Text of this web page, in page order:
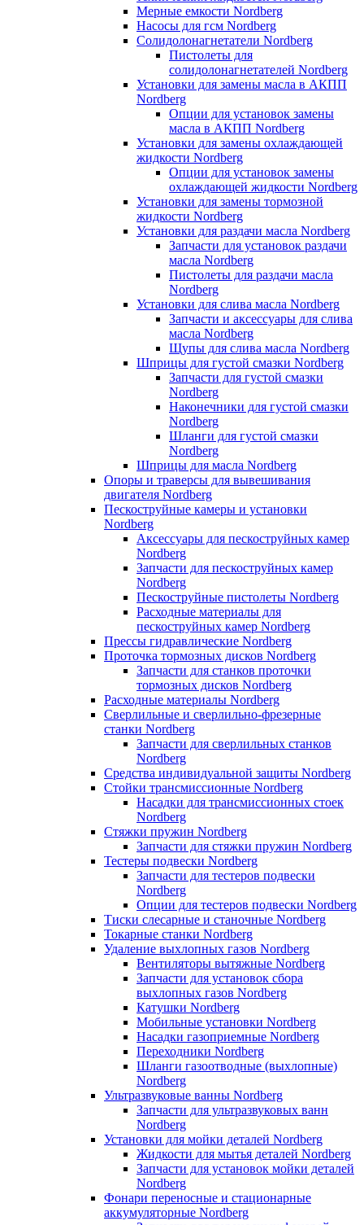
Мерные емкости Nordberg
Насосы для гсм Nordberg
Солидолонагнетатели Nordberg
Пистолеты для
солидолонагнетателей Nordberg
Установки для замены масла в АКПП
Nordberg
Опции для установок замены
масла в АКПП Nordberg
Установки для замены охлаждающей
жидкости Nordberg
Опции для установок замены
охлаждающей жидкости Nordberg
Установки для замены тормозной
жидкости Nordberg
Установки для раздачи масла Nordberg
Запчасти для установок раздачи
масла Nordberg
Пистолеты для раздачи масла
Nordberg
Установки для слива масла Nordberg
Запчасти и аксессуары для слива
масла Nordberg
Щупы для слива масла Nordberg
Шприцы для густой смазки Nordberg
Запчасти для густой смазки
Nordberg
Наконечники для густой смазки
Nordberg
Шланги для густой смазки
Nordberg
Шприцы для масла Nordberg
Опоры и траверсы для вывешивания
двигателя Nordberg
Пескоструйные камеры и установки
Nordberg
Аксессуары для пескоструйных камер
Nordberg
Запчасти для пескоструйных камер
Nordberg
Пескоструйные пистолеты Nordberg
Расходные материалы для
пескоструйных камер Nordberg
Прессы гидравлические Nordberg
Проточка тормозных дисков Nordberg
Запчасти для станков проточки
тормозных дисков Nordberg
Расходные материалы Nordberg
Сверлильные и сверлильно-фрезерные
станки Nordberg
Запчасти для сверлильных станков
Nordberg
Средства индивидуальной защиты Nordberg
Стойки трансмиссионные Nordberg
Насадки для трансмиссионных стоек
Nordberg
Стяжки пружин Nordberg
Запчасти для стяжки пружин Nordberg
Тестеры подвески Nordberg
Запчасти для тестеров подвески
Nordberg
Опции для тестеров подвески Nordberg
Тиски слесарные и станочные Nordberg
Токарные станки Nordberg
Удаление выхлопных газов Nordberg
Вентиляторы вытяжные Nordberg
Запчасти для установок сбора
выхлопных газов Nordberg
Катушки Nordberg
Мобильные установки Nordberg
Насадки газоприемные Nordberg
Переходники Nordberg
Шланги газоотводные (выхлопные)
Nordberg
Ультразвуковые ванны Nordberg
Запчасти для ультразвуковых ванн
Nordberg
Установки для мойки деталей Nordberg
Жидкости для мытья деталей Nordberg
Запчасти для установок мойки деталей
Nordberg
Фонари переносные и стационарные
аккумуляторные Nordberg